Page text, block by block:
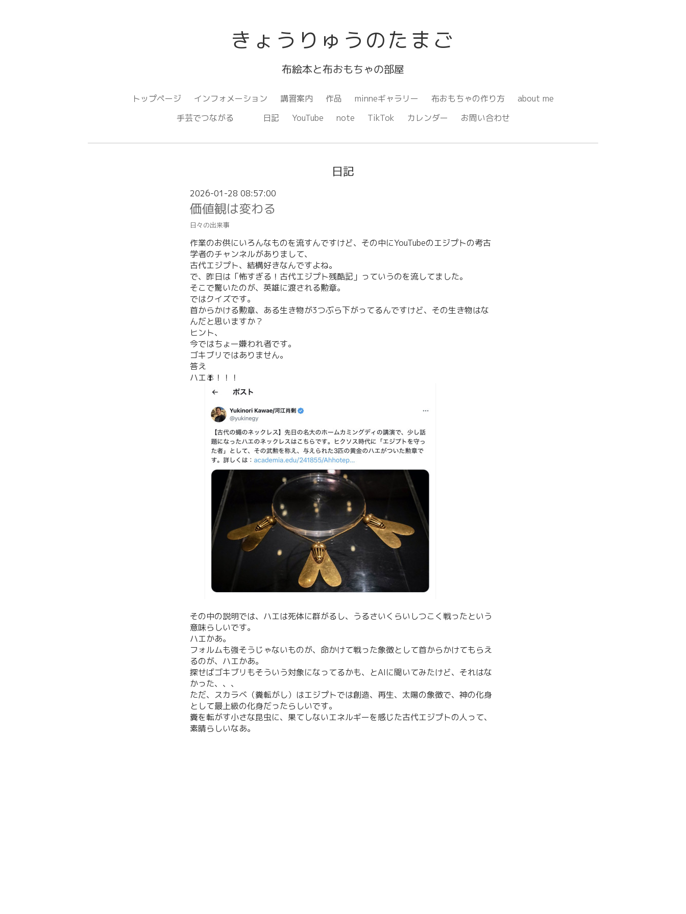
きょうりゅうのたまご
布絵本と布おもちゃの部屋
トップページ インフォメーション 講習案内 作品 minneギャラリー 布おもちゃの作り方
about me
手芸でつながる
日記 YouTube note TikTok カレンダー お問い合わせ
日記
2026-01-28 08:57:00
価値観は変わる
日々の出来事
作業のお供にいろんなものを流すんですけど、その中にYouTubeのエジプトの考古
学者のチャンネルがありまして、
古代エジプト、結構好きなんですよね。
で、昨日は「怖すぎる！古代エジプト残酷記」っていうのを流してました。
そこで驚いたのが、英雄に渡される勲章。
ではクイズです。
首からかける勲章、ある生き物が3つぶら下がってるんですけど、その生き物はな
んだと思いますか？
ヒント、
今ではちょー嫌われ者です。
ゴキブリではありません。
答え
ハエ🪰！！！
その中の説明では、ハエは死体に群がるし、うるさいくらいしつこく戦ったという
意味らしいです。
ハエかあ。
フォルムも強そうじゃないものが、命かけて戦った象徴として首からかけてもらえ
るのが、ハエかあ。
探せばゴキブリもそういう対象になってるかも、とAIに聞いてみたけど、それはな
かった、、、
ただ、スカラベ（糞転がし）はエジプトでは創造、再生、太陽の象徴で、神の化身
として最上級の化身だったらしいです。
糞を転がす小さな昆虫に、果てしないエネルギーを感じた古代エジプトの人って、
素晴らしいなあ。